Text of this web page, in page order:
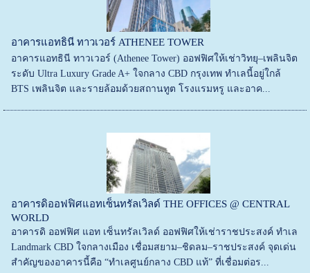
อาคารแอทธินี ทาวเวอร์ ATHENEE TOWER
อาคารแอทธินี ทาวเวอร์ (Athenee Tower) ออฟฟิศให้เช่าวิทยุ–เพลินจิต
ระดับ Ultra Luxury Grade A+ ใจกลาง CBD กรุงเทพ ทำเลนี้อยู่ใกล้
BTS เพลินจิต และรายล้อมด้วยสถานทูต โรงแรมหรู และอาค...
อาคารดิออฟฟิศแอทเซ็นทรัลเวิลด์ THE OFFICES @ CENTRAL
WORLD
อาคารดิ ออฟฟิศ แอท เซ็นทรัลเวิลด์ ออฟฟิศให้เช่าราชประสงค์ ทำเล
Landmark CBD ใจกลางเมือง เชื่อมสยาม–ชิดลม–ราชประสงค์ จุดเด่น
สำคัญของอาคารนี้คือ “ทำเลศูนย์กลาง CBD แท้” ที่เชื่อมต่อร...